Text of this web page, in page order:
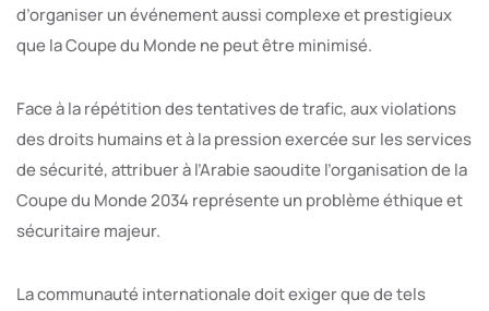
d’organiser un événement aussi complexe et prestigieux
que la Coupe du Monde ne peut être minimisé.
Face à la répétition des tentatives de trafic, aux violations
des droits humains et à la pression exercée sur les services
de sécurité, attribuer à l’Arabie saoudite l’organisation de la
Coupe du Monde 2034 représente un problème éthique et
sécuritaire majeur.
La communauté internationale doit exiger que de tels